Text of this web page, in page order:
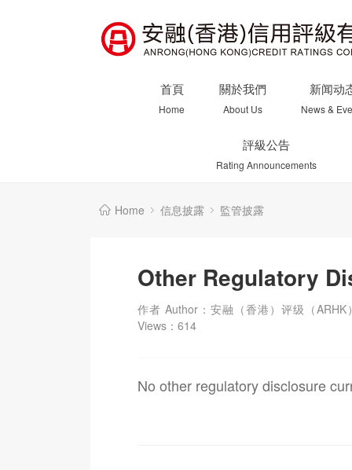
首頁
Home
關於我們
About Us
新闻动
News &
評級公告
Rating Announcements
Home 信息披露 監管披露
Other Regulatory
作者 Author：安融（香港）评级（ARHK
Views： 614
No other regulatory disclosure